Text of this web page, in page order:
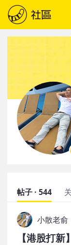
帖子 · 544
小散老俞
【港股打